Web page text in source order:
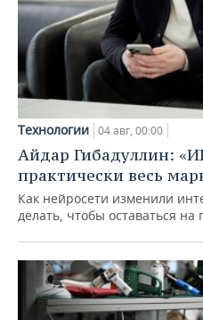
Технологии 04 авг, 00:00
Айдар Гибадуллин:
практически весь
Как нейросети изменили
делать, чтобы оставаться на